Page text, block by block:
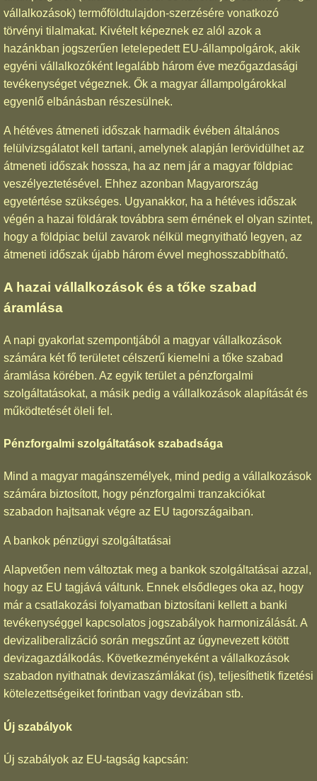
vállalkozások) termőföldtulajdon-szerzésére vonatkozó
törvényi tilalmakat. Kivételt képeznek ez alól azok a
hazánkban jogszerűen letelepedett EU-állampolgárok, akik
egyéni vállalkozóként legalább három éve mezőgazdasági
tevékenységet végeznek. Ők a magyar állampolgárokkal
egyenlő elbánásban részesülnek.
A hétéves átmeneti időszak harmadik évében általános
felülvizsgálatot kell tartani, amelynek alapján lerövidülhet az
átmeneti időszak hossza, ha az nem jár a magyar földpiac
veszélyeztetésével. Ehhez azonban Magyarország
egyetértése szükséges. Ugyanakkor, ha a hétéves időszak
végén a hazai földárak továbbra sem érnének el olyan szintet,
hogy a földpiac belül zavarok nélkül megnyitható legyen, az
átmeneti időszak újabb három évvel meghosszabbítható.
A hazai vállalkozások és a tőke szabad
áramlása
A napi gyakorlat szempontjából a magyar vállalkozások
számára két fő területet célszerű kiemelni a tőke szabad
áramlása körében. Az egyik terület a pénzforgalmi
szolgáltatásokat, a másik pedig a vállalkozások alapítását és
működtetését öleli fel.
Pénzforgalmi szolgáltatások szabadsága
Mind a magyar magánszemélyek, mind pedig a vállalkozások
számára biztosított, hogy pénzforgalmi tranzakciókat
szabadon hajtsanak végre az EU tagországaiban.
A bankok pénzügyi szolgáltatásai
Alapvetően nem változtak meg a bankok szolgáltatásai azzal,
hogy az EU tagjává váltunk. Ennek elsődleges oka az, hogy
már a csatlakozási folyamatban biztosítani kellett a banki
tevékenységgel kapcsolatos jogszabályok harmonizálását. A
devizaliberalizáció során megszűnt az úgynevezett kötött
devizagazdálkodás. Következményeként a vállalkozások
szabadon nyithatnak devizaszámlákat (is), teljesíthetik fizetési
kötelezettségeiket forintban vagy devizában stb.
Új szabályok
Új szabályok az EU-tagság kapcsán: